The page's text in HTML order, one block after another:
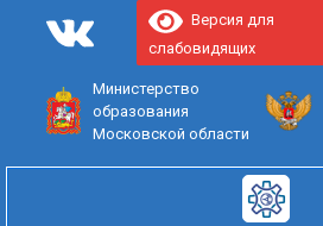
Министерство
образования
Московской области
Версия для
слабовидящих